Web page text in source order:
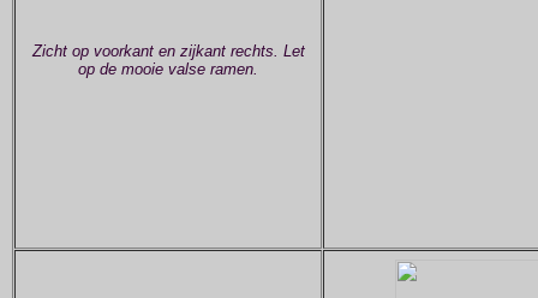
Zicht op voorkant en zijkant rechts. Let
op de mooie valse ramen.